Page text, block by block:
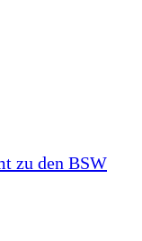
zu den BSW